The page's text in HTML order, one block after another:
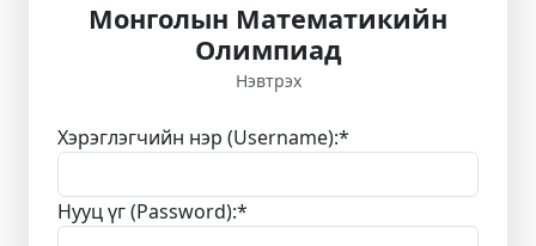
Монголын Математикийн
Олимпиад
Нэвтрэх
Хэрэглэгчийн нэр (Username):*
Нууц үг (Password):*